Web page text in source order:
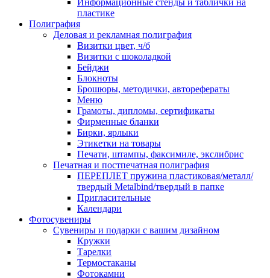
Информационные стенды и таблички на
пластике
Полиграфия
Деловая и рекламная полиграфия
Визитки цвет, ч/б
Визитки с шоколадкой
Бейджи
Блокноты
Брошюры, методички, авторефераты
Меню
Грамоты, дипломы, сертификаты
Фирменные бланки
Бирки, ярлыки
Этикетки на товары
Печати, штампы, факсимиле, экслибрис
Печатная и постпечатная полиграфия
ПЕРЕПЛЕТ пружина пластиковая/металл/
твердый Metalbind/твердый в папке
Пригласительные
Календари
Фотосувениры
Сувениры и подарки с вашим дизайном
Кружки
Тарелки
Термостаканы
Фотокамни